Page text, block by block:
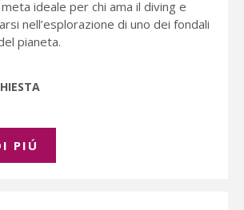
ideale per chi ama il diving e
nell’esplorazione di uno dei fondali
pianeta.
PIÚ